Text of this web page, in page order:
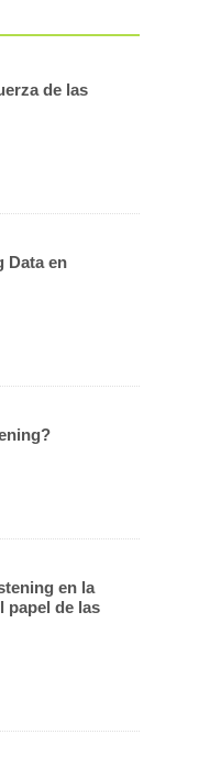
de las
Data en
en la
papel de las